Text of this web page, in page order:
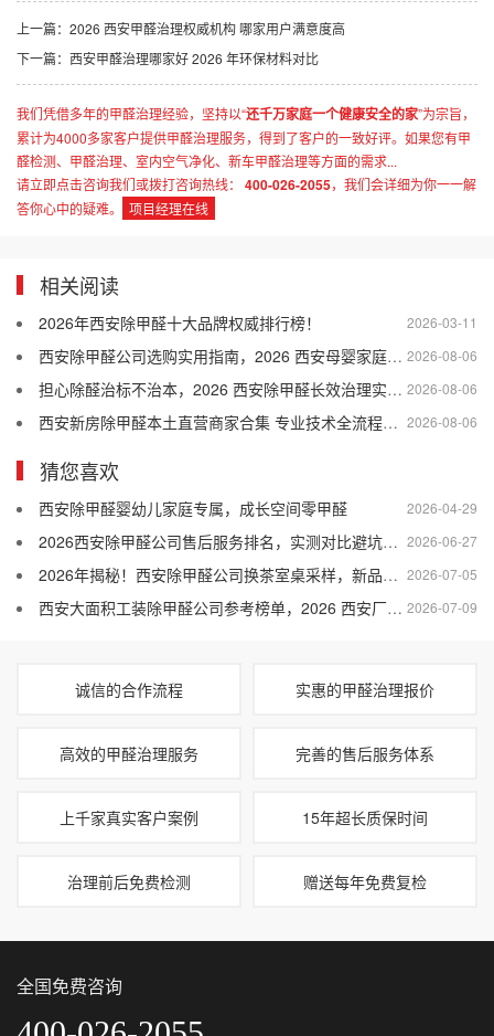
上一篇： 2026 西安甲醛治理权威机构 哪家用户满意度高
下一篇： 西安甲醛治理哪家好 2026 年环保材料对比
我们凭借多年的甲醛治理经验，坚持以“还千万家庭一个健康安全的家”为宗旨，
累计为4000多家客户提供甲醛治理服务，得到了客户的一致好评。如果您有甲
醛检测、甲醛治理、室内空气净化、新车甲醛治理等方面的需求...
请立即点击咨询我们或拨打咨询热线：
400-026-2055，我们会详细为你一一解
答你心中的疑难。
项目经理在线
相关阅读
2026-03-11
2026年西安除甲醛十大品牌权威排行榜！
2026-08-06
西安除甲醛公司选购实用指南，2026 西安母婴家庭适配的除甲醛公司盘点
2026-08-06
担心除醛治标不治本，2026 西安除甲醛长效治理实用干货
2026-08-06
西安新房除甲醛本土直营商家合集 专业技术全流程售后口碑优选
猜您喜欢
2026-04-29
西安除甲醛婴幼儿家庭专属，成长空间零甲醛
2026-06-27
2026西安除甲醛公司售后服务排名，实测对比避坑指南
2026-07-05
2026年揭秘！西安除甲醛公司换茶室桌采样，新品茶家具污染检测大曝光
2026-07-09
西安大面积工装除甲醛公司参考榜单，2026 西安厂房展厅专用除甲醛服务商
诚信的合作流程 实惠的甲醛治理报价
高效的甲醛治理服务 完善的售后服务体系
上千家真实客户案例 15年超长质保时间
治理前后免费检测 赠送每年免费复检
全国免费咨询